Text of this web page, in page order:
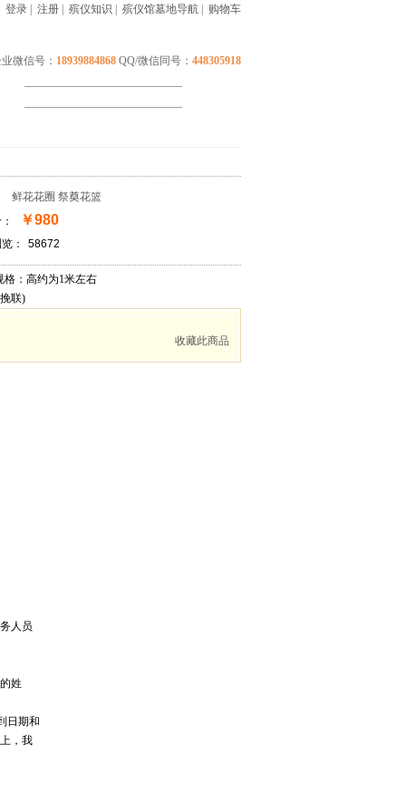
登录 注册 殡仪知识 殡仪馆墓地导航 购物车
微信号： 18939884868 QQ/微信同号： 448305918
鲜花花圈 祭奠花篮
￥980
： 58672
格：高约为1米左右
联)
收藏此商品
人员
姓
日期和
，我